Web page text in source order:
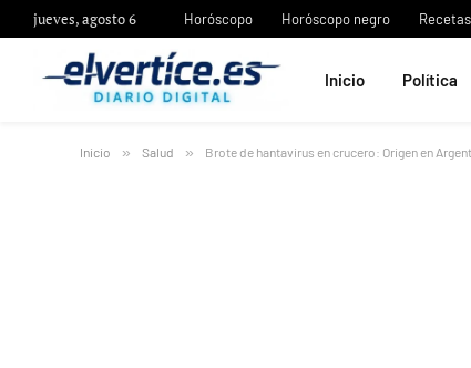
jueves, agosto 6 Horóscopo Horóscopo negro Recetas
Inicio Política
Inicio » Salud » Brote de hantavirus en crucero: Origen en